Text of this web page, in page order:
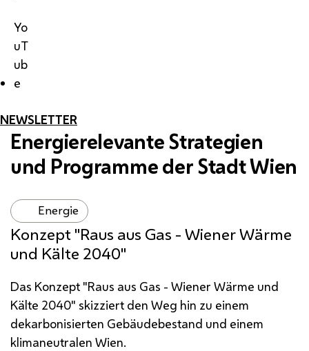
Yo
uT
ub
e
NEWSLETTER
Energierelevante Strategien
und Programme der Stadt Wien
Energie
Konzept "Raus aus Gas - Wiener Wärme
und Kälte 2040"
Das Konzept "Raus aus Gas - Wiener Wärme und
Kälte 2040" skizziert den Weg hin zu einem
dekarbonisierten Gebäudebestand und einem
klimaneutralen Wien.